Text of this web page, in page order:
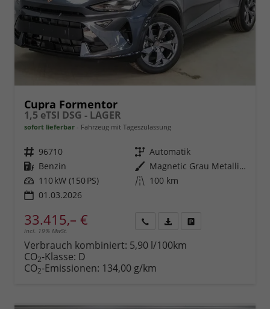
Cupra Formentor
1,5 eTSI DSG - LAGER
sofort lieferbar Fahrzeug mit Tageszulassung
Fahrzeugnr. 96710 Getriebe Automatik
Kraftstoff Benzin Außenfarbe
Magnetic Grau Metallic (S7)
Leistung 110 kW (150 PS) Kilometerstand 100 km
01.03.2026
33.415,– €
incl. 19% MwSt.
anfordern
Datei,
Verbrauch kombiniert: 5,90 l/100km
CO2-Klasse: D
CO2-Emissionen: 134,00 g/km